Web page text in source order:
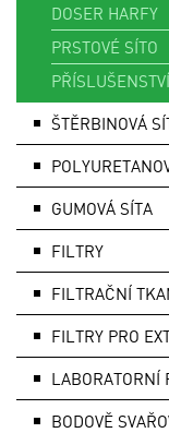
DOSER HARFY
PRSTOVÉ SÍTO
ŠTĚRBINOVÁ
GUMOVÁ SÍTA
FILTRY
FILTRAČNÍ
FILTRY PRO
LABORATORNÍ
BODOVĚ